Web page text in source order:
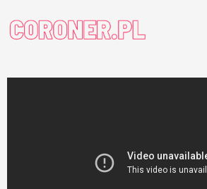
content